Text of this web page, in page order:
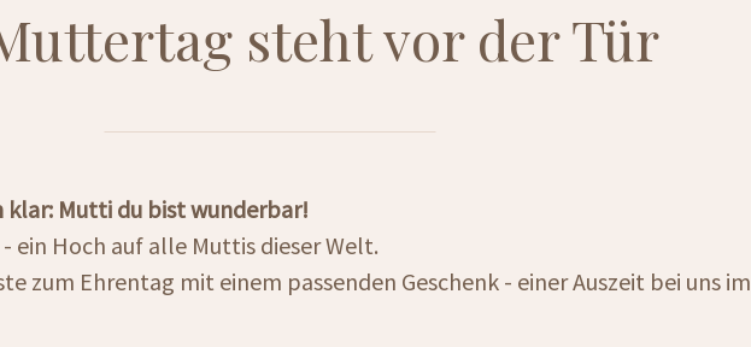
steht vor der Tür
klar: Mutti du bist wunderbar!
ein Hoch auf alle Muttis dieser Welt.
zum Ehrentag mit einem passenden Geschenk - einer Auszeit bei uns im